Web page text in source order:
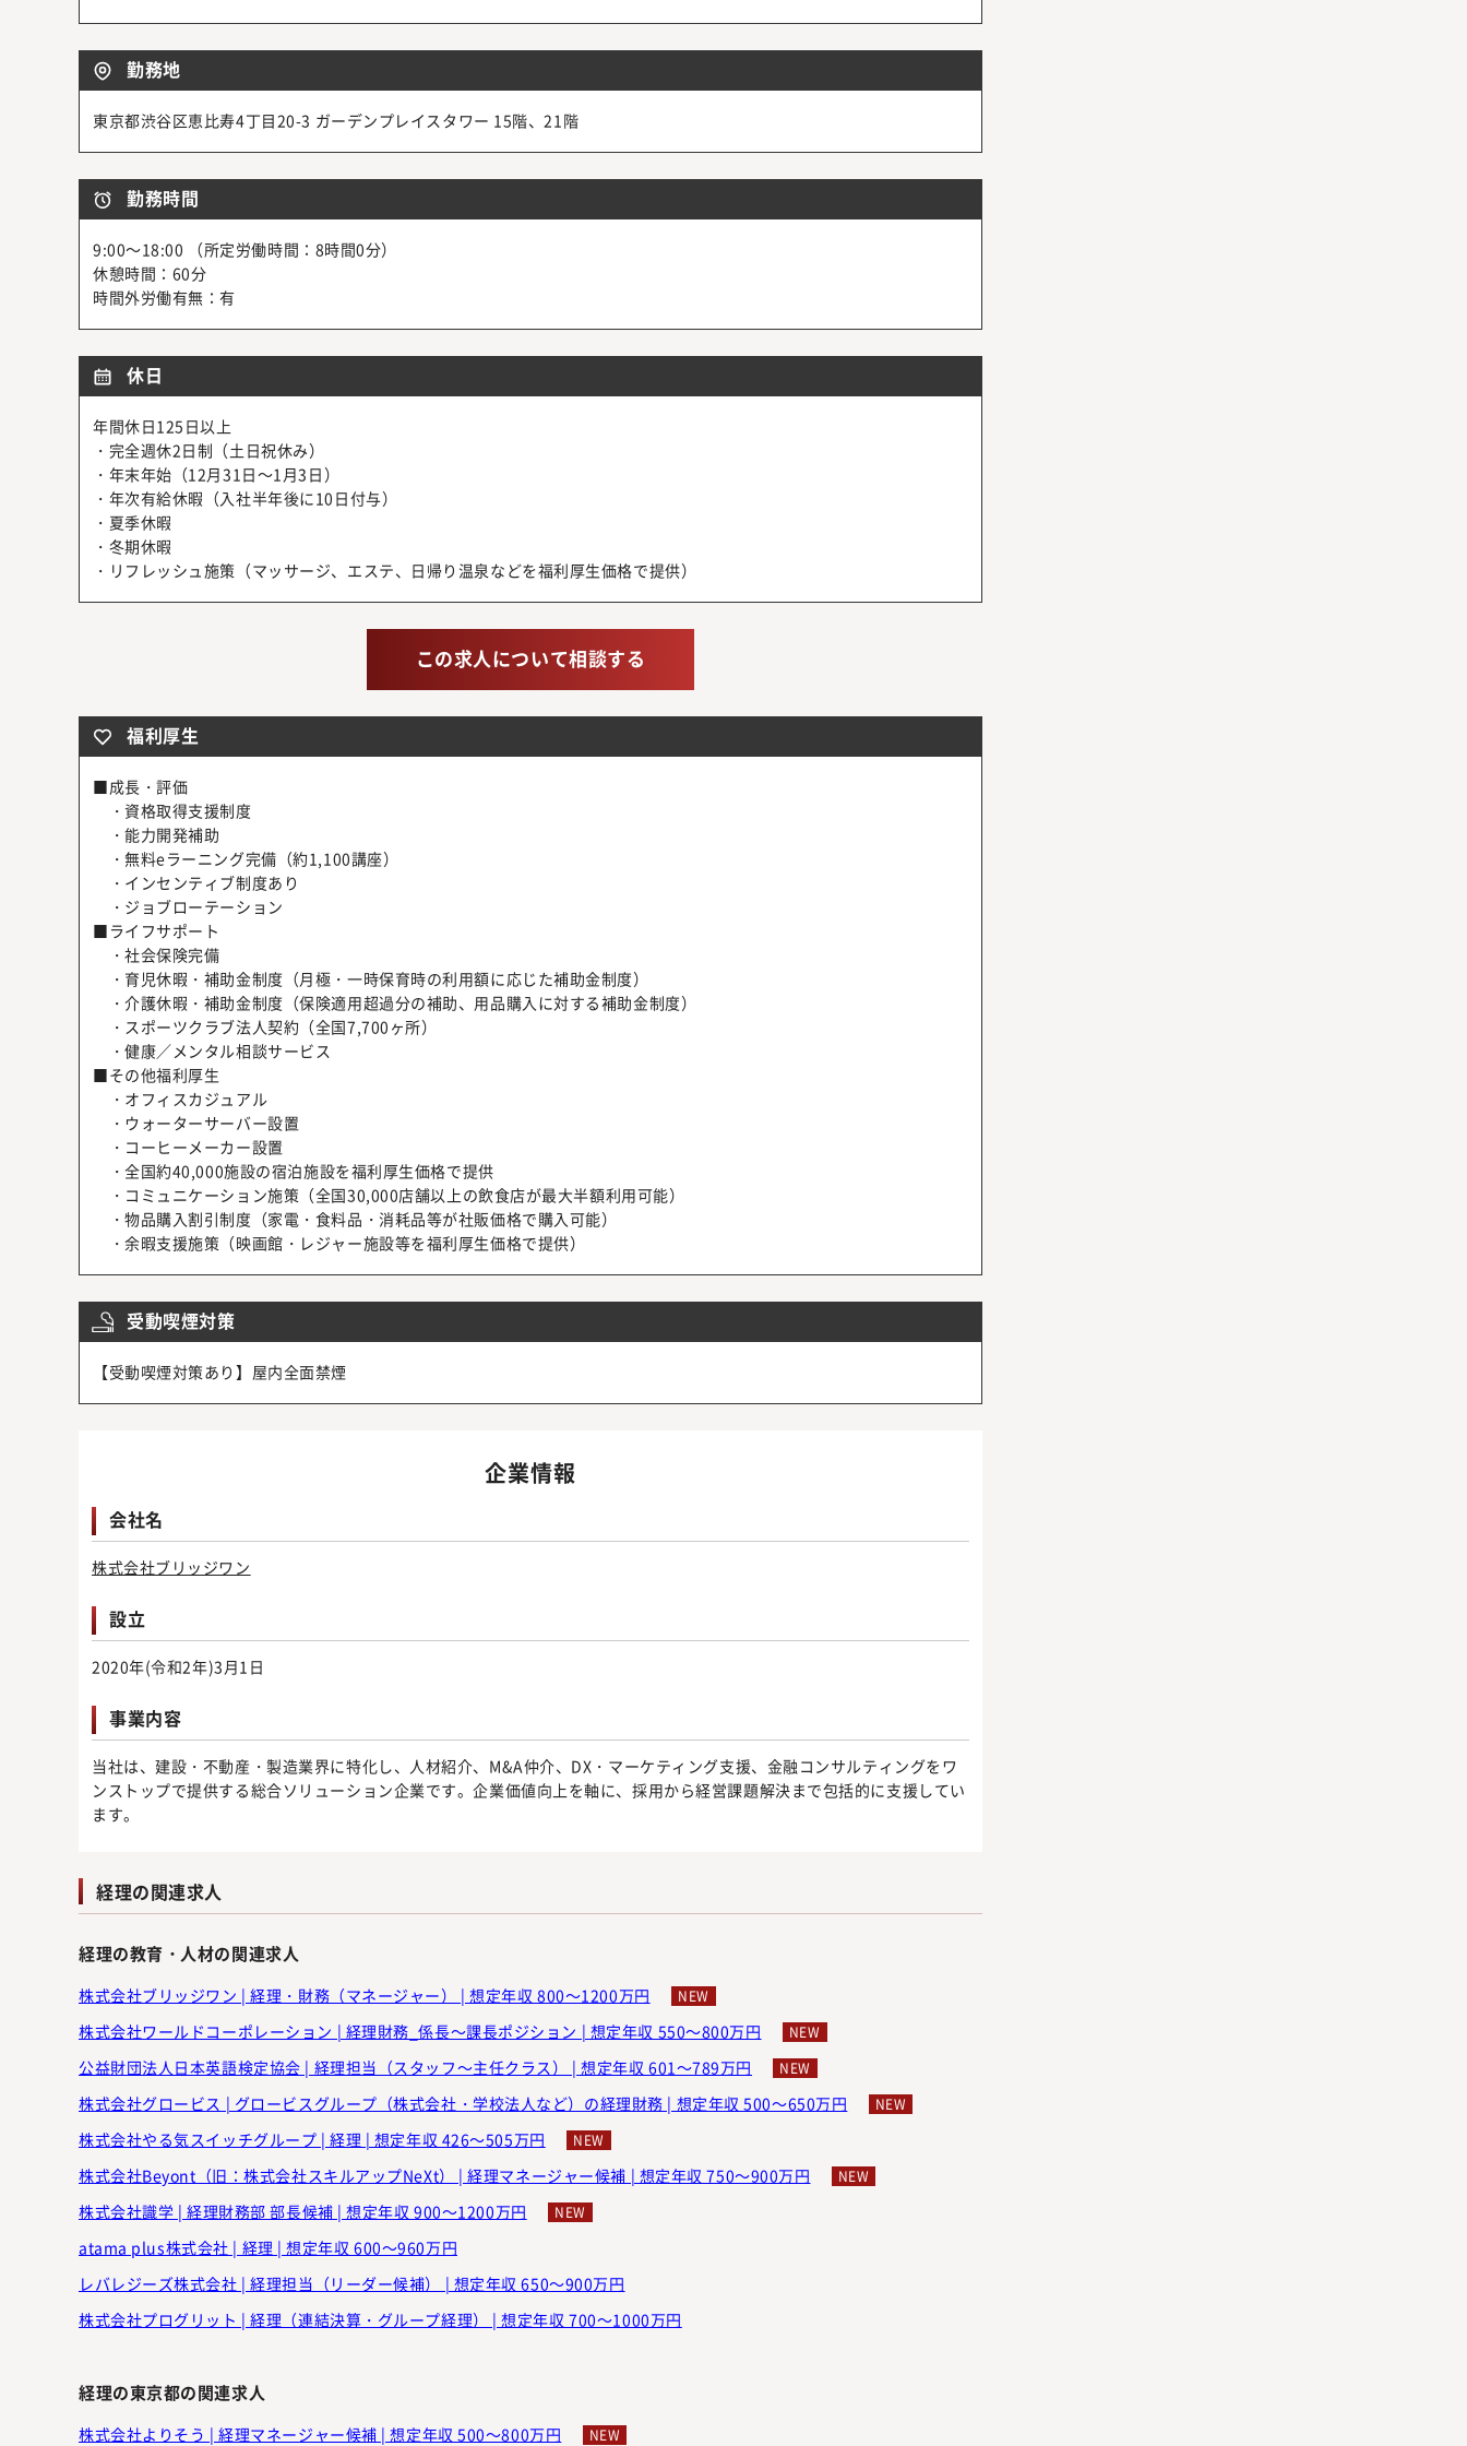
勤務地
東京都渋谷区恵比寿4丁目20-3 ガーデンプレイスタワー 15階、21階
勤務時間
9:00～18:00 （所定労働時間：8時間0分）
休憩時間：60分
時間外労働有無：有
休日
年間休日125日以上
・完全週休2日制（土日祝休み）
・年末年始（12月31日～1月3日）
・年次有給休暇（入社半年後に10日付与）
・夏季休暇
・冬期休暇
・リフレッシュ施策（マッサージ、エステ、日帰り温泉などを福利厚生価格で提供）
この求人について相談する
福利厚生
■成長・評価
・資格取得支援制度
・能力開発補助
・無料eラーニング完備（約1,100講座）
・インセンティブ制度あり
・ジョブローテーション
■ライフサポート
・社会保険完備
・育児休暇・補助金制度（月極・一時保育時の利用額に応じた補助金制度）
・介護休暇・補助金制度（保険適用超過分の補助、用品購入に対する補助金制度）
・スポーツクラブ法人契約（全国7,700ヶ所）
・健康／メンタル相談サービス
■その他福利厚生
・オフィスカジュアル
・ウォーターサーバー設置
・コーヒーメーカー設置
・全国約40,000施設の宿泊施設を福利厚生価格で提供
・コミュニケーション施策（全国30,000店舗以上の飲食店が最大半額利用可能）
・物品購入割引制度（家電・食料品・消耗品等が社販価格で購入可能）
・余暇支援施策（映画館・レジャー施設等を福利厚生価格で提供）
受動喫煙対策
【受動喫煙対策あり】屋内全面禁煙
企業情報
会社名
株式会社ブリッジワン
設立
2020年(令和2年)3月1日
事業内容
当社は、建設・不動産・製造業界に特化し、人材紹介、M&A仲介、DX・マーケティング支援、金融コンサルティングをワ
ンストップで提供する総合ソリューション企業です。企業価値向上を軸に、採用から経営課題解決まで包括的に支援してい
ます。
経理の関連求人
経理の教育・人材の関連求人
株式会社ブリッジワン | 経理・財務（マネージャー） | 想定年収 800～1200万円
株式会社ワールドコーポレーション | 経理財務_係長～課長ポジション | 想定年収 550～800万円
公益財団法人日本英語検定協会 | 経理担当（スタッフ～主任クラス） | 想定年収 601～789万円
株式会社グロービス | グロービスグループ（株式会社・学校法人など）の経理財務 | 想定年収 500～650万円
株式会社やる気スイッチグループ | 経理 | 想定年収 426～505万円
株式会社Beyont（旧：株式会社スキルアップNeXt） | 経理マネージャー候補 | 想定年収 750～900万円
株式会社識学 | 経理財務部 部長候補 | 想定年収 900～1200万円
atama plus株式会社 | 経理 | 想定年収 600～960万円
レバレジーズ株式会社 | 経理担当（リーダー候補） | 想定年収 650～900万円
株式会社プログリット | 経理（連結決算・グループ経理） | 想定年収 700～1000万円
経理の東京都の関連求人
株式会社よりそう | 経理マネージャー候補 | 想定年収 500～800万円